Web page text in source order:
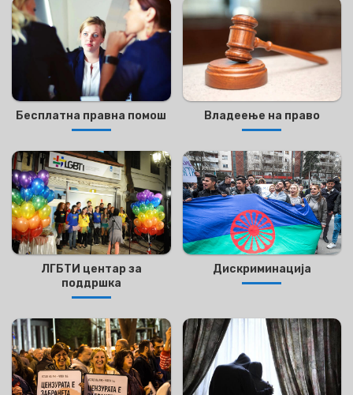
Бесплатна правна помош Владеење на право
ЛГБТИ центар за
поддршка
Дискриминација